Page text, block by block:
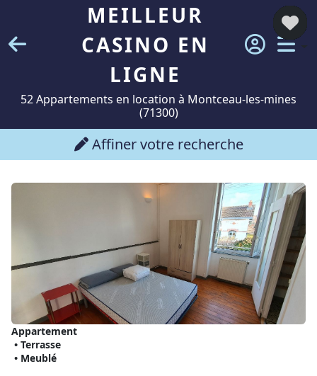
MEILLEUR
CASINO EN
LIGNE
52 Appartements en location à Montceau-les-mines
(71300)
Affiner votre recherche
Appartement
• Terrasse
• Meublé